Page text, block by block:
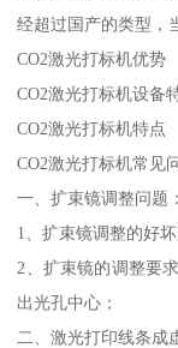
经超过国产的类型，
CO2激光打标机优势
CO2激光打标机设备
CO2激光打标机特点
CO2激光打标机常见
一、扩束镜调整问题：
1、扩束镜调整的好
2、扩束镜的调整要
出光孔中心；
二、激光打印线条成